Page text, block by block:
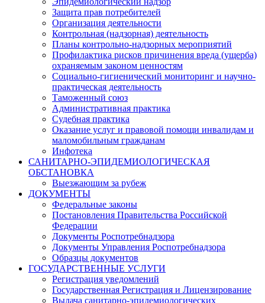
Защита прав потребителей
Организация деятельности
Контрольная (надзорная) деятельность
Планы контрольно-надзорных мероприятий
Профилактика рисков причинения вреда (ущерба)
охраняемым законом ценностям
Социально-гигиенический мониторинг и научно-
практическая деятельность
Таможенный союз
Административная практика
Судебная практика
Оказание услуг и правовой помощи инвалидам и
маломобильным гражданам
Инфотека
САНИТАРНО-ЭПИДЕМИОЛОГИЧЕСКАЯ
ОБСТАНОВКА
Выезжающим за рубеж
ДОКУМЕНТЫ
Федеральные законы
Постановления Правительства Российской
Федерации
Документы Роспотребнадзора
Документы Управления Роспотребнадзора
Образцы документов
ГОСУДАРСТВЕННЫЕ УСЛУГИ
Регистрация уведомлений
Государственная Регистрация и Лицензирование
Выдача санитарно-эпидемиологических